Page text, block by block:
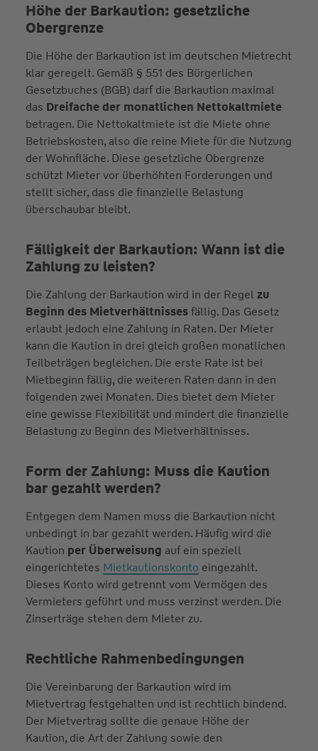
Höhe der Barkaution: gesetzliche
Obergrenze
Die Höhe der Barkaution ist im deutschen Mietrecht
klar geregelt. Gemäß § 551 des Bürgerlichen
Gesetzbuches (BGB) darf die Barkaution maximal
das Dreifache der monatlichen Nettokaltmiete
betragen. Die Nettokaltmiete ist die Miete ohne
Betriebskosten, also die reine Miete für die Nutzung
der Wohnfläche. Diese gesetzliche Obergrenze
schützt Mieter vor überhöhten Forderungen und
stellt sicher, dass die finanzielle Belastung
überschaubar bleibt.
Fälligkeit der Barkaution: Wann ist die
Zahlung zu leisten?
Die Zahlung der Barkaution wird in der Regel zu
Beginn des Mietverhältnissesfällig. Das Gesetz
erlaubt jedoch eine Zahlung in Raten. Der Mieter
kann die Kaution in drei gleich großen monatlichen
Teilbeträgen begleichen. Die erste Rate ist bei
Mietbeginn fällig, die weiteren Raten dann in den
folgenden zwei Monaten. Dies bietet dem Mieter
eine gewisse Flexibilität und mindert die finanzielle
Belastung zu Beginn des Mietverhältnisses.
Form der Zahlung: Muss die Kaution
bar gezahlt werden?
Entgegen dem Namen muss die Barkaution nicht
unbedingt in bar gezahlt werden. Häufig wird die
Kaution per Überweisung auf ein speziell
eingerichtetes Mietkautionskonto eingezahlt.
Dieses Konto wird getrennt vom Vermögen des
Vermieters geführt und muss verzinst werden. Die
Zinserträge stehen dem Mieter zu.
Rechtliche Rahmenbedingungen
Die Vereinbarung der Barkaution wird im
Mietvertrag festgehalten und ist rechtlich bindend.
Der Mietvertrag sollte die genaue Höhe der
Kaution, die Art der Zahlung sowie den